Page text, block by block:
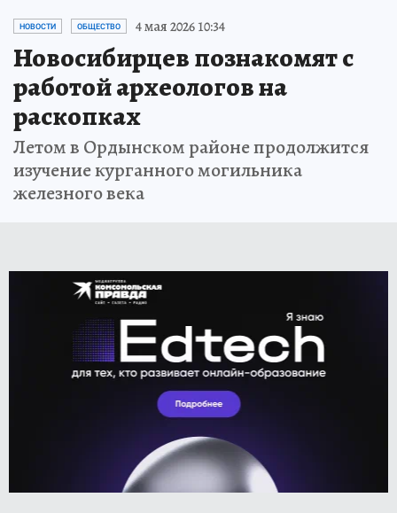
НОВОСТИ ОБЩЕСТВО 4 мая 2026 10:34
Новосибирцев познакомят с
работой археологов на
раскопках
Летом в Ордынском районе продолжится
изучение курганного могильника
железного века